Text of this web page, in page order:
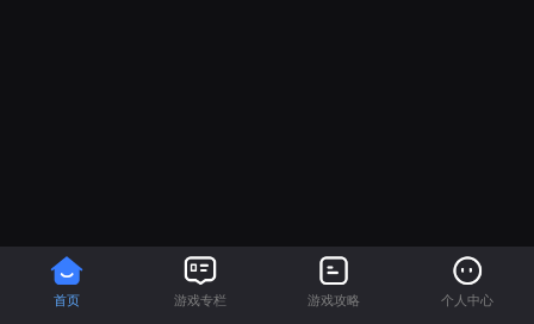
首页 游戏专栏 游戏攻略 个人中心